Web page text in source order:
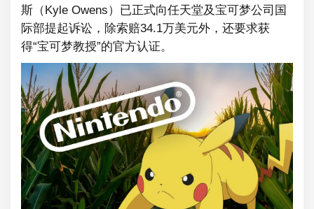
斯（Kyle Owens）已正式向任天堂及宝可梦公司国
际部提起诉讼，除索赔34.1万美元外，还要求获
得“宝可梦教授”的官方认证。